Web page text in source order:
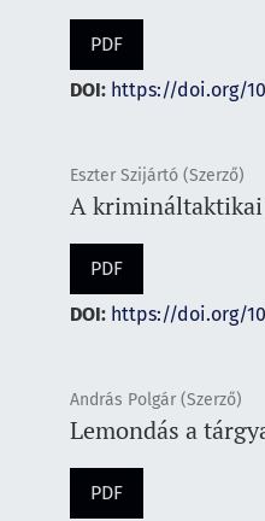
PDF
DOI: https://doi.org/
Eszter Szijártó (Szerző)
A
PDF
DOI: https://doi.org/
András Polgár (Szerző)
Lemondás a
PDF